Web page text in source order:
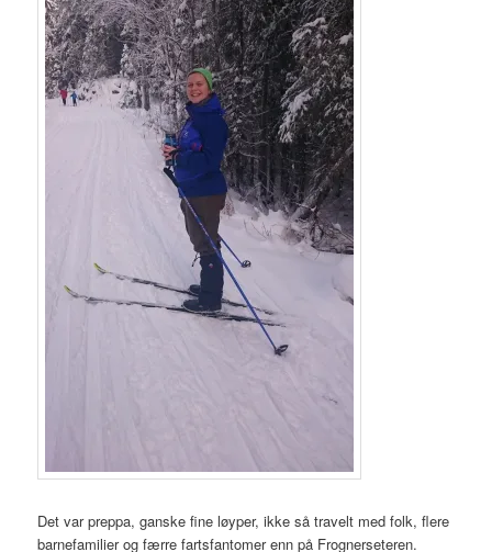
Det var preppa, ganske fine løyper, ikke så travelt med folk, flere
barnefamilier og færre fartsfantomer enn på Frognerseteren.